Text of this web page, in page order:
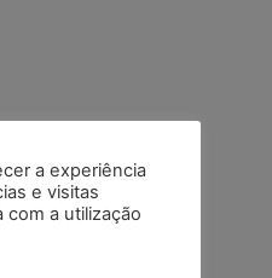
a experiência
e visitas
com a utilização